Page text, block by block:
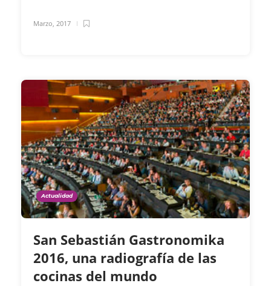
Marzo, 2017
Actualidad
San Sebastián Gastronomika
2016, una radiografía de las
cocinas del mundo